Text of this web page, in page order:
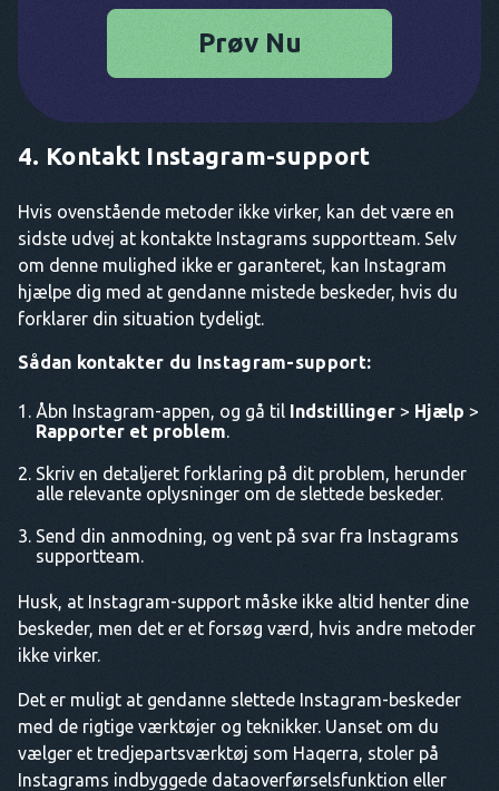
Prøv Nu
4. Kontakt Instagram-support
Hvis ovenstående metoder ikke virker, kan det være en
sidste udvej at kontakte Instagrams supportteam. Selv
om denne mulighed ikke er garanteret, kan Instagram
hjælpe dig med at gendanne mistede beskeder, hvis du
forklarer din situation tydeligt.
Sådan kontakter du Instagram-support:
Åbn Instagram-appen, og gå til Indstillinger > Hjælp >
Rapporter et problem.
Skriv en detaljeret forklaring på dit problem, herunder
alle relevante oplysninger om de slettede beskeder.
Send din anmodning, og vent på svar fra Instagrams
supportteam.
Husk, at Instagram-support måske ikke altid henter dine
beskeder, men det er et forsøg værd, hvis andre metoder
ikke virker.
Det er muligt at gendanne slettede Instagram-beskeder
med de rigtige værktøjer og teknikker. Uanset om du
vælger et tredjepartsværktøj som Haqerra, stoler på
Instagrams indbyggede dataoverførselsfunktion eller